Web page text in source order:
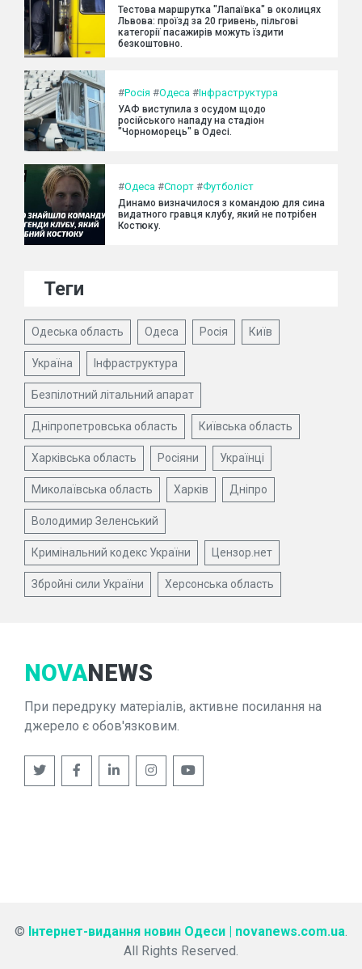
Тестова маршрутка "Лапаївка" в околицях
Львова: проїзд за 20 гривень, пільгові
категорії пасажирів можуть їздити
безкоштовно.
#Росія #Одеса #Інфраструктура
УАФ виступила з осудом щодо
російського нападу на стадіон
"Чорноморець" в Одесі.
#Одеса #Спорт #Футболіст
Динамо визначилося з командою для сина
видатного гравця клубу, який не потрібен
Костюку.
Теги
Одеська область Одеса Росія Київ
Україна Інфраструктура
Безпілотний літальний апарат
Дніпропетровська область Київська область
Харківська область Росіяни Українці
Миколаївська область Харків Дніпро
Володимир Зеленський
Кримінальний кодекс України Цензор.нет
Збройні сили України Херсонська область
NOVANEWS
При передруку матеріалів, активне посилання на
джерело є обов'язковим.
© Інтернет-видання новин Одеси | novanews.com.ua.
All Rights Reserved.